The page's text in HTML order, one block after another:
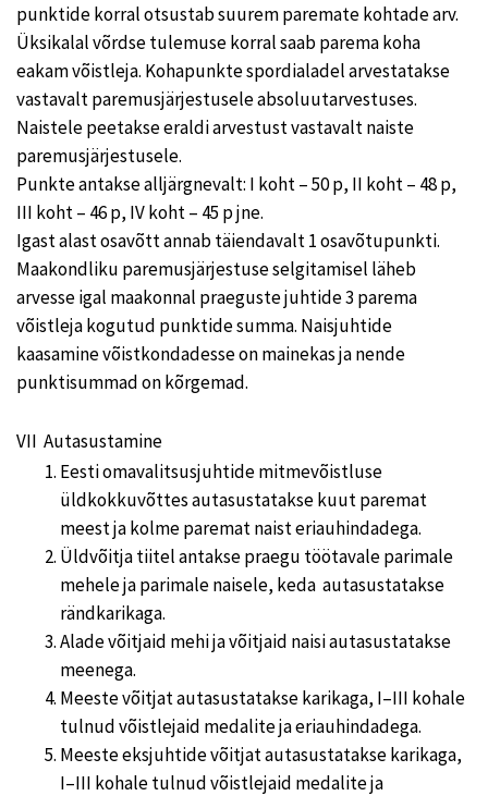
punktide korral otsustab suurem paremate kohtade arv.
Üksikalal võrdse tulemuse korral saab parema koha
eakam võistleja. Kohapunkte spordialadel arvestatakse
vastavalt paremusjärjestusele absoluutarvestuses.
Naistele peetakse eraldi arvestust vastavalt naiste
paremusjärjestusele.
Punkte antakse alljärgnevalt: I koht – 50 p, II koht – 48 p,
III koht – 46 p, IV koht – 45 p jne.
Igast alast osavõtt annab täiendavalt 1 osavõtupunkti.
Maakondliku paremusjärjestuse selgitamisel läheb
arvesse igal maakonnal praeguste juhtide 3 parema
võistleja kogutud punktide summa. Naisjuhtide
kaasamine võistkondadesse on mainekas ja nende
punktisummad on kõrgemad.
VII Autasustamine
Eesti omavalitsusjuhtide mitmevõistluse
üldkokkuvõttes autasustatakse kuut paremat
meest ja kolme paremat naist eriauhindadega.
Üldvõitja tiitel antakse praegu töötavale parimale
mehele ja parimale naisele, keda autasustatakse
rändkarikaga.
Alade võitjaid mehi ja võitjaid naisi autasustatakse
meenega.
Meeste võitjat autasustatakse karikaga, I–III kohale
tulnud võistlejaid medalite ja eriauhindadega.
Meeste eksjuhtide võitjat autasustatakse karikaga,
I–III kohale tulnud võistlejaid medalite ja